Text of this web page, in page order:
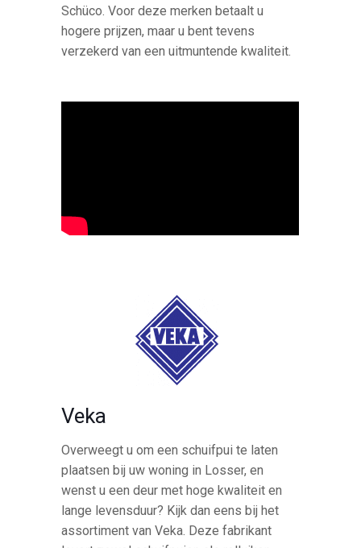
Schüco. Voor deze merken betaalt u
hogere prijzen, maar u bent tevens
verzekerd van een uitmuntende kwaliteit.
Veka
Overweegt u om een schuifpui te laten
plaatsen bij uw woning in Losser, en
wenst u een deur met hoge kwaliteit en
lange levensduur? Kijk dan eens bij het
assortiment van Veka. Deze fabrikant